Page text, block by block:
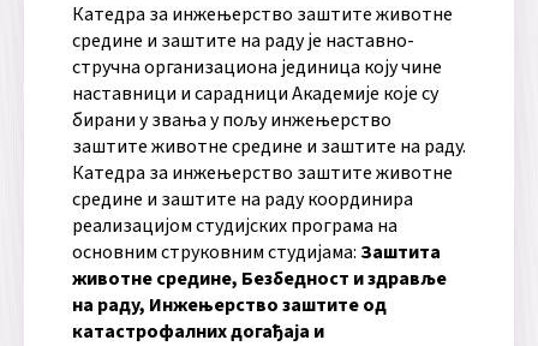
Катедра за инжењерство заштите животне
средине и заштите на раду је наставно-
стручна организациона јединица коју чине
наставници и сарадници Академије које су
бирани у звања у пољу инжењерство
заштите животне средине и заштите на раду.
Катедра за инжењерство заштите животне
средине и заштите на раду координира
реализацијом студијских програма на
основним струковним студијама:Заштита
животне средине, Безбедност и здравље
на раду, Инжењерство заштите од
катастрофалних догађаја и